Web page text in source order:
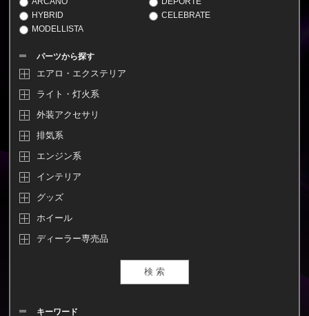
HYBRID
CELEBRATE
MODELLISTA
パーツから探す
エアロ・エクステリア
ライト・灯火系
外装アクセサリ
排気系
エンジン系
インテリア
グッズ
ホイール
ディーラー専売品
キーワード